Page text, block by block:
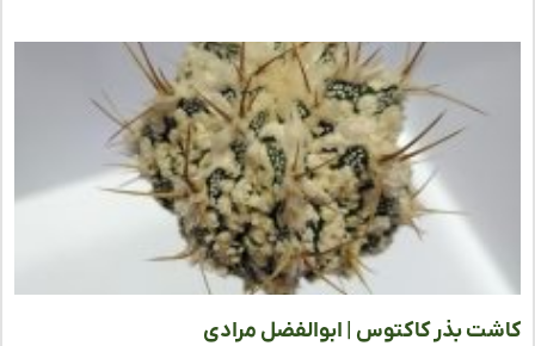
بذر کاکتوس | ابوالفضل مرادی